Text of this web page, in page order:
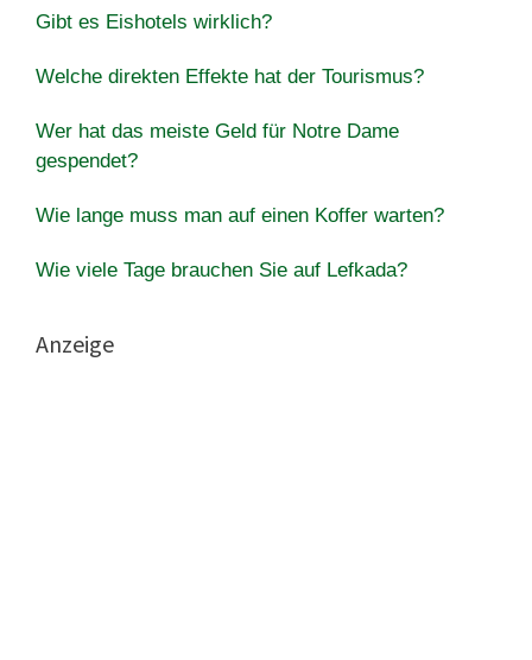
Gibt es Eishotels wirklich?
Welche direkten Effekte hat der Tourismus?
Wer hat das meiste Geld für Notre Dame
gespendet?
Wie lange muss man auf einen Koffer warten?
Wie viele Tage brauchen Sie auf Lefkada?
Anzeige